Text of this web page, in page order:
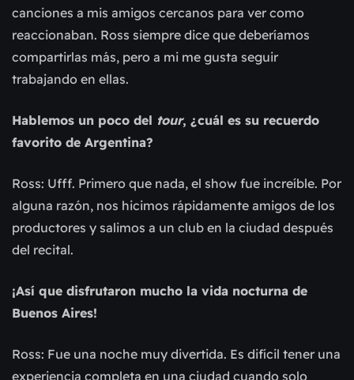
canciones a mis amigos cercanos para ver como
reaccionaban. Ross siempre dice que deberíamos
compartirlas más, pero a mi me gusta seguir
trabajando en ellas.
Hablemos un poco del tour, ¿cuál es su recuerdo
favorito de Argentina?
Ross: Ufff. Primero que nada, el show fue increíble. Por
alguna razón, nos hicimos rápidamente amigos de los
productores y salimos a un club en la ciudad después
del recital.
¡Así que disfrutaron mucho la vida nocturna de
Buenos Aires!
Ross: Fue una noche muy divertida. Es difícil tener una
experiencia completa en una ciudad cuando solo